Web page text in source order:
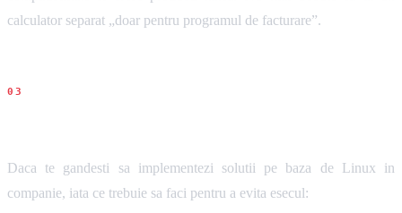
calculator separat „doar pentru programul de facturare”.
Daca te gandesti sa implementezi solutii pe baza de Linux in
companie, iata ce trebuie sa faci pentru a evita esecul: